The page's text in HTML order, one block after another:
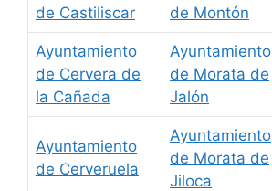
de Castiliscar de Montón
Ayuntamiento
de Cervera de
la Cañada
Ayuntamiento
de Morata de
Jalón
Ayuntamiento
de Cerveruela
Ayuntamiento
de Morata de
Jiloca